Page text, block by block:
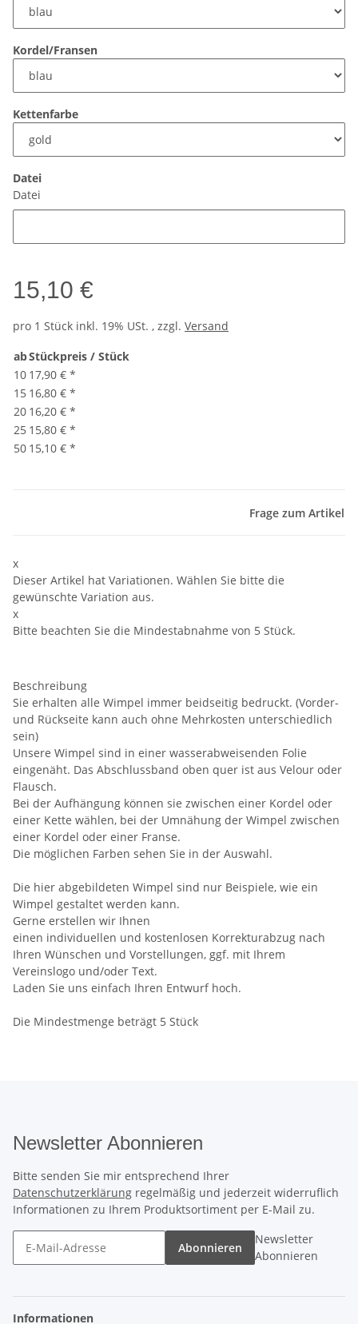
Kordel/Fransen
Kettenfarbe
Datei
Datei
15,10 €
pro 1 Stück inkl. 19% USt. , zzgl. Versand
abStückpreis / Stück
10 17,90 € *
15 16,80 € *
20 16,20 € *
25 15,80 € *
50 15,10 € *
Frage zum Artikel
x
Dieser Artikel hat Variationen. Wählen Sie bitte die
gewünschte Variation aus.
x
Bitte beachten Sie die Mindestabnahme von 5 Stück.
Beschreibung
Sie erhalten alle Wimpel immer beidseitig bedruckt. (Vorder-
und Rückseite kann auch ohne Mehrkosten unterschiedlich
sein)
Unsere Wimpel sind in einer wasserabweisenden Folie
eingenäht. Das Abschlussband oben quer ist aus Velour oder
Flausch.
Bei der Aufhängung können sie zwischen einer Kordel oder
einer Kette wählen, bei der Umnähung der Wimpel zwischen
einer Kordel oder einer Franse.
Die möglichen Farben sehen Sie in der Auswahl.
Die hier abgebildeten Wimpel sind nur Beispiele, wie ein
Wimpel gestaltet werden kann.
Gerne erstellen wir Ihnen
einen individuellen und kostenlosen Korrekturabzug nach
Ihren Wünschen und Vorstellungen, ggf. mit Ihrem
Vereinslogo und/oder Text.
Laden Sie uns einfach Ihren Entwurf hoch.
Die Mindestmenge beträgt 5 Stück
Newsletter Abonnieren
Bitte senden Sie mir entsprechend Ihrer
Datenschutzerklärung regelmäßig und jederzeit widerruflich
Informationen zu Ihrem Produktsortiment per E-Mail zu.
Abonnieren
Newsletter
Abonnieren
Informationen